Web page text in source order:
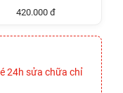
420.000 đ
24h sửa chữa chỉ